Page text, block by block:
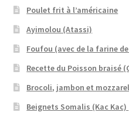
Poulet frit à l’américaine
Ayimolou (Atassi)
Foufou (avec de la farine
Recette du Poisson braisé
Brocoli, jambon et
Beignets Somalis (Kac Kac)